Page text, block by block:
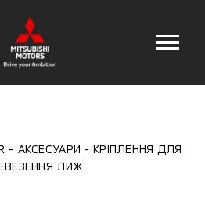
АКСЕСУАРИ
КРІПЛЕННЯ ДЛЯ
ЛИЖ